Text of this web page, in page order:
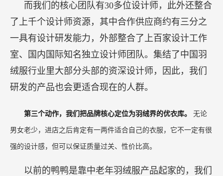
而我们的核心团队有30多位设计师，此外还整合
了上千个设计师资源，其中合作供应商约有三分之
一具有设计研发能力，外部整合了上百家设计工作
室、国内国际知名独立设计师团队。集结了中国羽
绒服行业里大部分头部的资深设计师，因此，我们
研发的产品也会更适合现在的人群。
第三个动作，我们把品牌核心定位为羽绒界的优衣库。 无论
男女老少，进店之后肯定有一两件适合自己的衣服，它不一定有很
强的设计感，但可以保证质量过关、性价比高。
以前的鸭鸭是靠中老年羽绒服产品起家的，我们